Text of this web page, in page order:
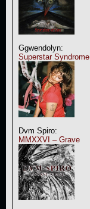
Ggwendolyn:
Superstar Syndrome
Dvm Spiro:
MMXXVI – Grave